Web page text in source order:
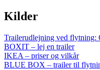
Kilder
Trailerudlejning ved flytning:
BOXIT – lej en trailer
IKEA – priser og vilkår
BLUE BOX – trailer til